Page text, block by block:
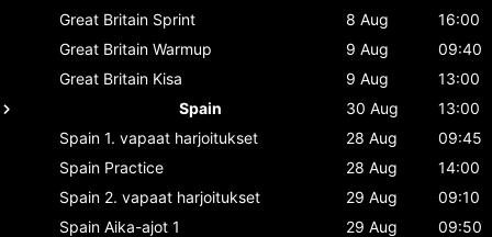
Great Britain Sprint 8 Aug
16:00
Great Britain Warmup 9 Aug
09:40
Great Britain Kisa 9 Aug
13:00
Spain
30 Aug
13:00
Spain 1. vapaat harjoitukset 28 Aug
09:45
Spain Practice 28 Aug
14:00
Spain 2. vapaat harjoitukset 29 Aug
09:10
Spain Aika-ajot 1 29 Aug
09:50